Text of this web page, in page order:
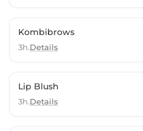
Kombibrows
3h.Details
Lip Blush
3h.Details